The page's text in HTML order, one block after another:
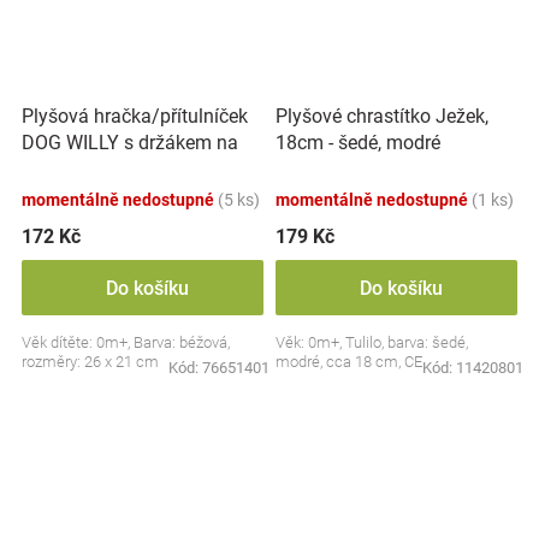
Plyšová hračka/přítulníček
DOG WILLY s držákem na
momentálně nedostupné (5 ks)
172 Kč
Do košíku
Věk dítěte: 0m+, Barva: béžová,
rozměry: 26 x 21 cm
Kód: 76651401
Plyšové chrastítko Ježek,
18cm - šedé, modré
momentálně nedostupné (1 ks)
179 Kč
Do košíku
Věk: 0m+, Tulilo, barva: šedé,
modré, cca 18 cm, CEKód: 11420801